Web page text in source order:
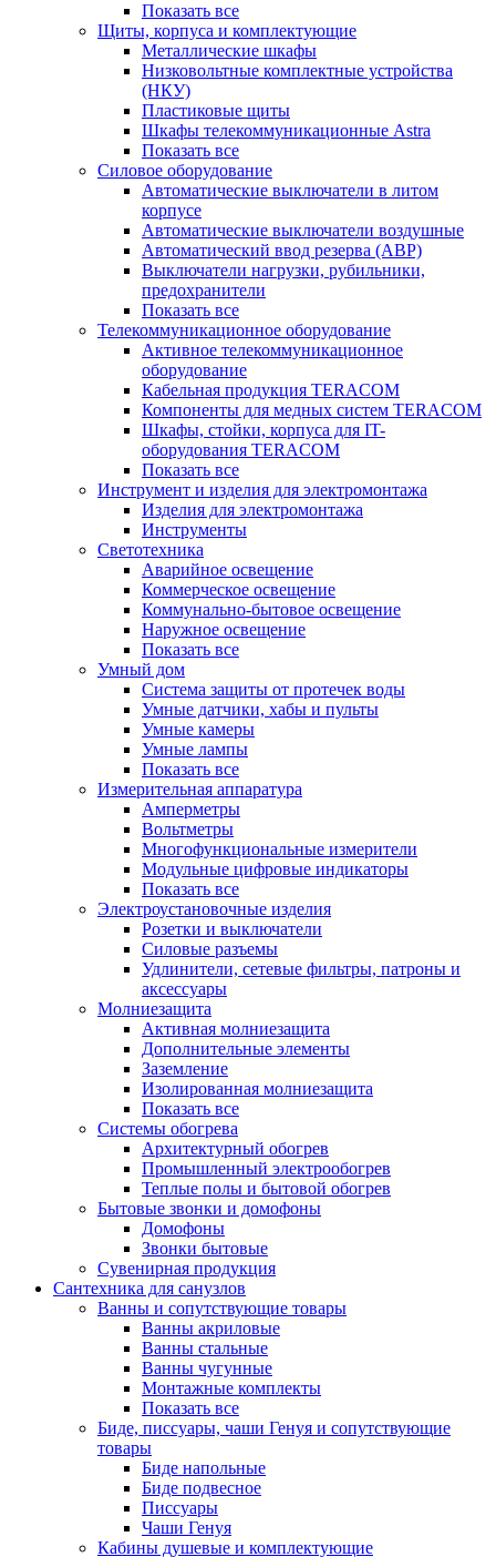
Показать все
Щиты, корпуса и комплектующие
Металлические шкафы
Низковольтные комплектные устройства
(НКУ)
Пластиковые щиты
Шкафы телекоммуникационные Astra
Показать все
Силовое оборудование
Автоматические выключатели в литом
корпусе
Автоматические выключатели воздушные
Автоматический ввод резерва (АВР)
Выключатели нагрузки, рубильники,
предохранители
Показать все
Телекоммуникационное оборудование
Активное телекоммуникационное
оборудование
Кабельная продукция TERACOM
Компоненты для медных систем TERACOM
Шкафы, стойки, корпуса для IT-
оборудования TERACOM
Показать все
Инструмент и изделия для электромонтажа
Изделия для электромонтажа
Инструменты
Светотехника
Аварийное освещение
Коммерческое освещение
Коммунально-бытовое освещение
Наружное освещение
Показать все
Умный дом
Система защиты от протечек воды
Умные датчики, хабы и пульты
Умные камеры
Умные лампы
Показать все
Измерительная аппаратура
Амперметры
Вольтметры
Многофункциональные измерители
Модульные цифровые индикаторы
Показать все
Электроустановочные изделия
Розетки и выключатели
Силовые разъемы
Удлинители, сетевые фильтры, патроны и
аксессуары
Молниезащита
Активная молниезащита
Дополнительные элементы
Заземление
Изолированная молниезащита
Показать все
Системы обогрева
Архитектурный обогрев
Промышленный электрообогрев
Теплые полы и бытовой обогрев
Бытовые звонки и домофоны
Домофоны
Звонки бытовые
Сувенирная продукция
Сантехника для санузлов
Ванны и сопутствующие товары
Ванны акриловые
Ванны стальные
Ванны чугунные
Монтажные комплекты
Показать все
Биде, писсуары, чаши Генуя и сопутствующие
товары
Биде напольные
Биде подвесное
Писсуары
Чаши Генуя
Кабины душевые и комплектующие